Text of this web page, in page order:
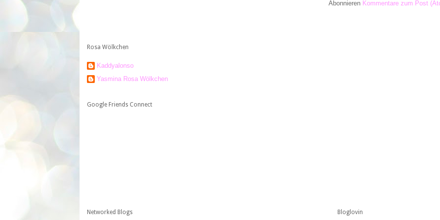
Abonnieren Kommentare zum Post
Rosa Wölkchen
Kaddyalonso
Yasmina Rosa Wölkchen
Google Friends Connect
Networked Blogs Bloglovin